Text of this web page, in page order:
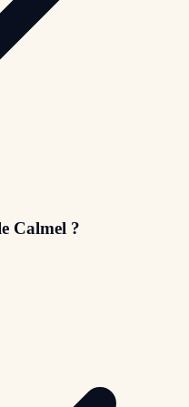
Calmel ?